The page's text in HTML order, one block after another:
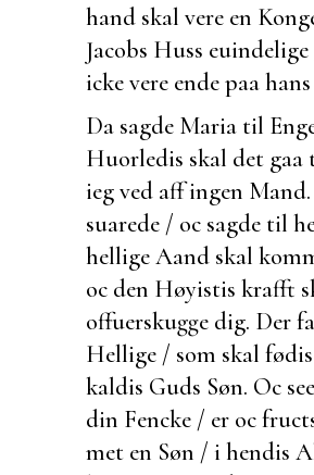
hand skal vere en
Jacobs Huss
icke vere ende paa
Da sagde Maria til
Huorledis skal det gaa
ieg ved aff ingen
suarede / oc sagde til
hellige Aand skal
oc den Høyistis krafft
offuerskugge dig. Der
Hellige / som skal
kaldis Guds Søn. Oc
din Fencke / er oc
met en Søn / i hendis